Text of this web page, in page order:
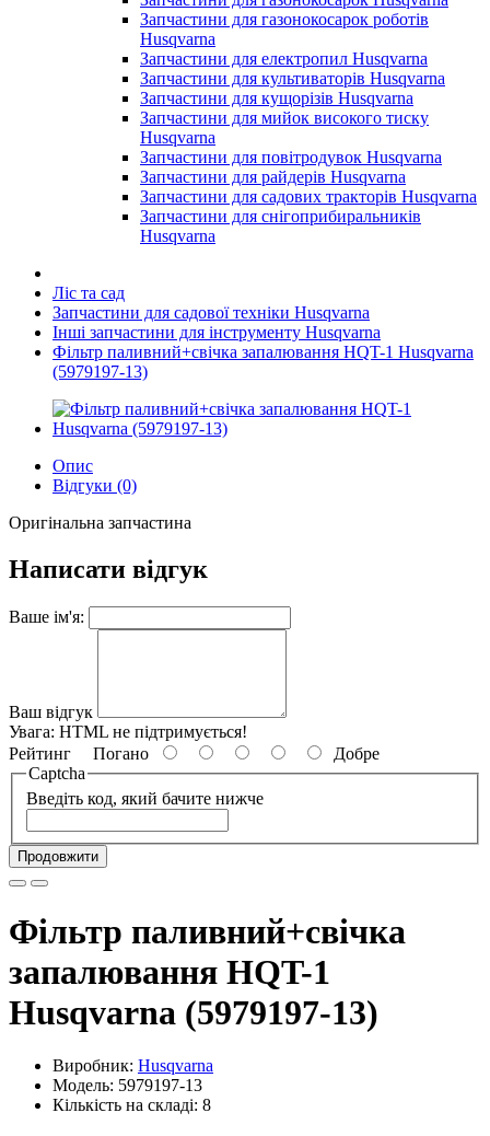
Запчастини для газонокосарок роботів
Husqvarna
Запчастини для електропил Husqvarna
Запчастини для культиваторів Husqvarna
Запчастини для кущорізів Husqvarna
Запчастини для мийок високого тиску
Husqvarna
Запчастини для повітродувок Husqvarna
Запчастини для райдерів Husqvarna
Запчастини для садових тракторів Husqvarna
Запчастини для снігоприбиральників
Husqvarna
Ліс та сад
Запчастини для садової техніки Husqvarna
Інші запчастини для інструменту Husqvarna
Фільтр паливний+свічка запалювання HQT-1 Husqvarna
(5979197-13)
Опис
Відгуки (0)
Оригінальна запчастина
Написати відгук
Ваше ім'я:
Ваш відгук
Увага: HTML не підтримується!
Рейтинг Погано
Добре
Captcha
Введіть код, який бачите нижче
Продовжити
Фільтр паливний+свічка
запалювання HQT-1
Husqvarna (5979197-13)
Виробник: Husqvarna
Модель: 5979197-13
Кількість на складі: 8